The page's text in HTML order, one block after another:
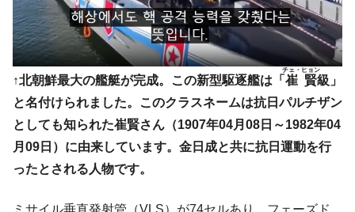
く空港に詰めかけ「出て行け！」「極右勢力」のプラカー
ドを掲げる「在韓反米勢力」
『Money1』
韓国政府「2035年までに18.4GW規模のAIデ
ータセンター整備」⇒ だから無理だってば。
『Money1』
JPモルガン「韓国レバレッジETFの清算は
ほぼ終わった」
『Money1』
韓国『国民年金公団』株価暴落で200兆蒸
発。
ャンペーン」⇒ あの名物教授も登場！
↑北朝鮮最大の艦艇が完成。​この新型駆逐艦は「 崔賢
チェ・ヒョン
級」
と名付けられました。このクラスネームは抗日パルチザン
としても知られた崔賢さん（1907年04月08日～1982年04
月09日）に由来しています。金日成と共に抗日運動を行
ったとされる人物です。
ミサイル垂直発射管（VLS）が74セルあり、フェーズド